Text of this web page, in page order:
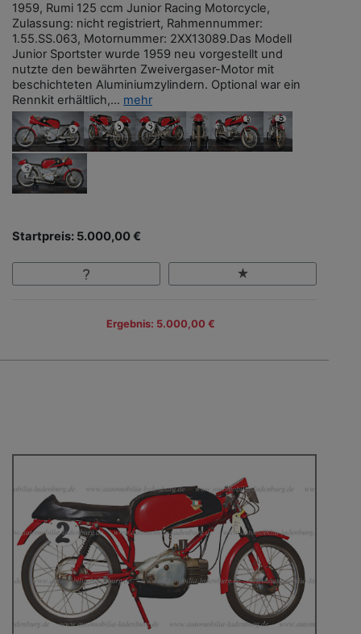
1959, Rumi 125 ccm Junior Racing Motorcycle,
Zulassung: nicht registriert, Rahmennummer:
1.55.SS.063, Motornummer: 2XX13089.Das Modell
Junior Sportster wurde 1959 neu vorgestellt und
nutzte den bewährten Zweivergaser-Motor mit
beschichteten Aluminiumzylindern. Optional war ein
Rennkit erhältlich,... mehr
Startpreis: 5.000,00 €
Ergebnis: 5.000,00 €